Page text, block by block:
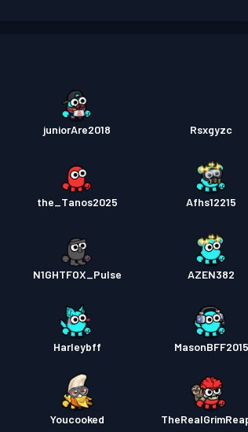
Rsxgyzc
juniorAre2018
Afhs12215
the_Tanos2025
AZEN382
N1GHTFOX_Pulse
MasonBFF2015
Harleybff
Youcooked